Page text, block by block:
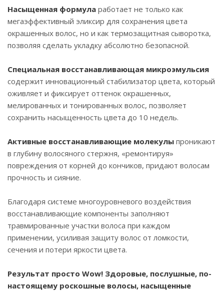
Насыщенная формула работает не только как
мегаэффективный эликсир для сохранения цвета
окрашенных волос, но и как термозащитная сыворотка,
позволяя сделать укладку абсолютно безопасной.
Специальная восстанавливающая микроэмульсия
содержит инновационный стабилизатор цвета, который
оживляет и фиксирует оттенок окрашенных,
мелированных и тонированных волос, позволяет
сохранить насыщенность цвета до 10 недель.
Активные восстанавливающие молекулы проникают
в глубину волосяного стержня, «ремонтируя»
повреждения от корней до кончиков, придают волосам
прочность и сияние.
Благодаря системе многоуровневого воздействия
восстанавливающие компоненты заполняют
травмированные участки волоса при каждом
применении, усиливая защиту волос от ломкости,
сечения и потери яркости цвета.
Результат просто Wow! Здоровые, послушные, по-
настоящему роскошные волосы, насыщенные